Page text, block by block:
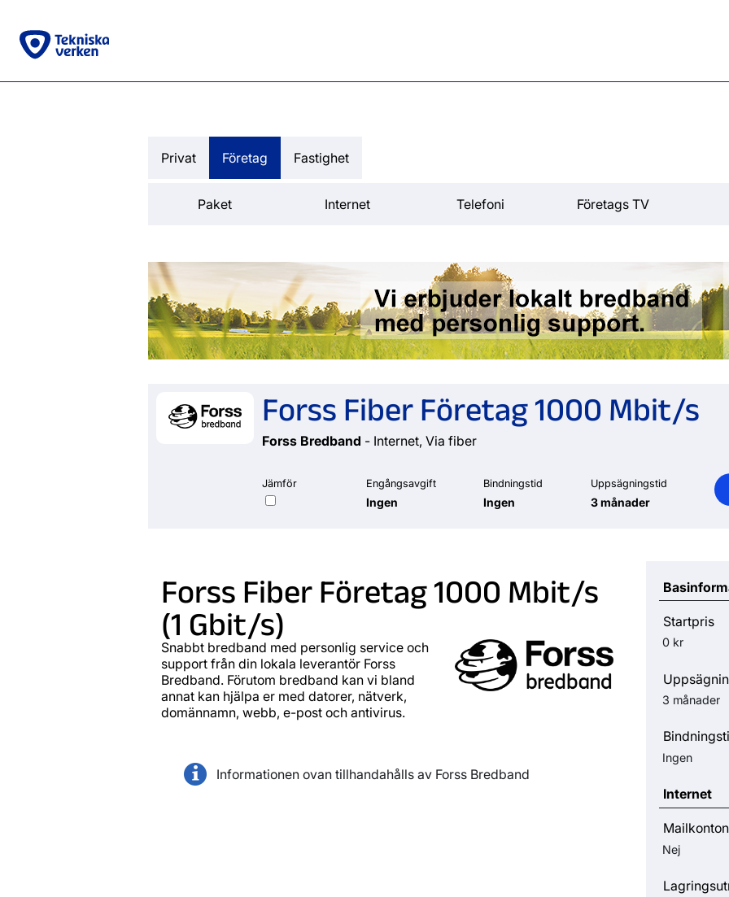
Privat Företag Fastighet
Paket Internet Telefoni Företags TV
Forss Fiber Företag 1000 Mbit/s
Forss Bredband - Internet, Via fiber
Jämför Engångsavgift
Ingen
Bindningstid
Ingen
Uppsägningstid
3 månader
Forss Fiber Företag 1000 Mbit/s
(1 Gbit/s)
Snabbt bredband med personlig service och
support från din lokala leverantör Forss
Bredband. Förutom bredband kan vi bland
annat kan hjälpa er med datorer, nätverk,
domännamn, webb, e-post och antivirus.
Informationen ovan tillhandahålls av Forss Bredband
Startpris
0 kr
3 månader
Ingen
Internet
Mailkonton
Nej